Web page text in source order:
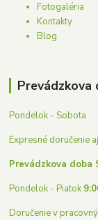
Fotogaléria
Kontakty
Blog
Pondelok - Sobota
Expresné doručenie
Prevádzkova doba
Pondelok - Piatok
Doručenie v